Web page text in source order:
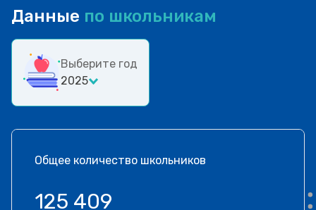
Данные по школьникам
Выберите год
2025
Общее количество школьников
125 409